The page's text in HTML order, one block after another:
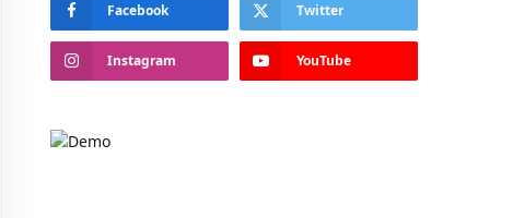
Facebook Twitter
Instagram YouTube